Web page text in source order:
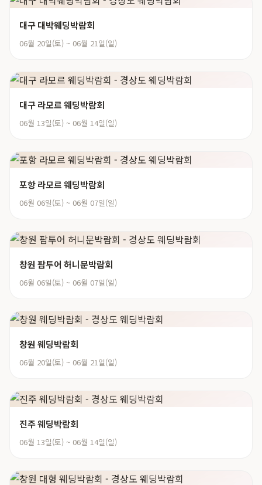
대구 대박웨딩박람회
06월 20일(토) ~ 06월 21일(일)
대구 라모르 웨딩박람회
06월 13일(토) ~ 06월 14일(일)
포항 라모르 웨딩박람회
06월 06일(토) ~ 06월 07일(일)
창원 팜투어 허니문박람회
06월 06일(토) ~ 06월 07일(일)
창원 웨딩박람회
06월 20일(토) ~ 06월 21일(일)
진주 웨딩박람회
06월 13일(토) ~ 06월 14일(일)